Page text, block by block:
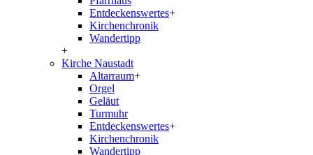
Entdeckenswertes+
Kirchenchronik
Wandertipp
+
Kirche Naustadt
Altarraum+
Orgel
Geläut
Turmuhr
Entdeckenswertes+
Kirchenchronik
Wandertipp